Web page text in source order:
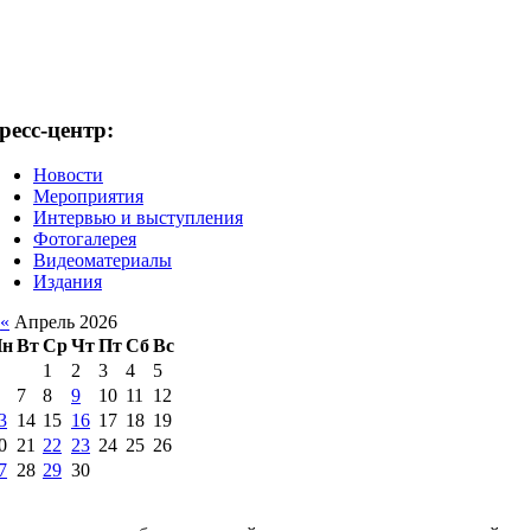
центр:
Новости
Мероприятия
Интервью и выступления
Фотогалерея
Видеоматериалы
Издания
« Апрель 2026
ВтСрЧтПтСбВс
1
2 3 4
5
7 8 9 10 11 12
14 15 16 17 18 19
21 22 23 24 25 26
28 29 30